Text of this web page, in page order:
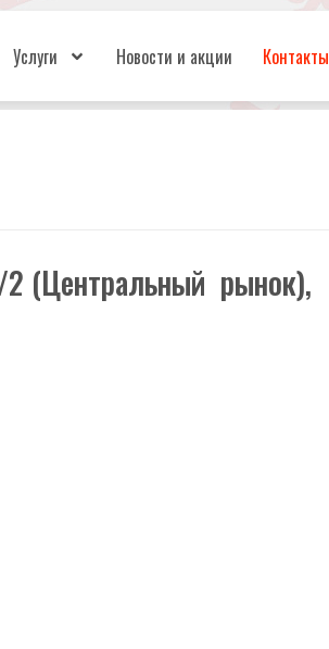
Услуги Новости и акции Контакты
(Центральный рынок),